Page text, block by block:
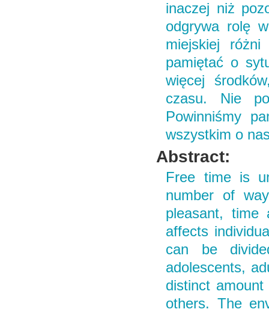
inaczej niż
odgrywa rolę
miejskiej
pamiętać o
więcej
czasu. Nie
Powinniśmy
wszystkim o
Abstract:
Free time is
number of
pleasant, time
affects
can be
adolescents,
distinct
others. The